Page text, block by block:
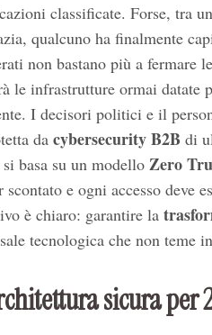
classificate. Forse, tra
qualcuno ha finalmente
non bastano più a fermare
le infrastrutture ormai datate
I decisori politici e il
da cybersecurity B2B di
si basa su un modello Zero
scontato e ogni accesso deve
è chiaro: garantire la
tecnologica che non teme
sicura per